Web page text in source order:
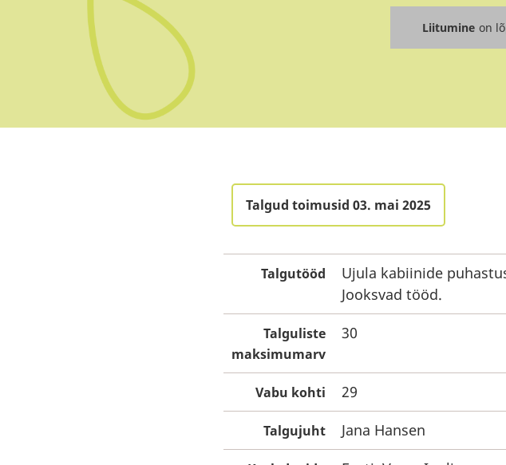
Liitumine on
Talgud toimusid 03. mai 2025
Talgutööd
Ujula kabiinide
Jooksvad tööd.
Talguliste
maksimumarv
30
Vabu kohti 29
Talgujuht Jana Hansen